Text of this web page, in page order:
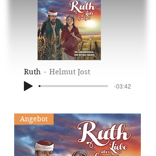
Ruth Helmut Jost
-03:42
Angebot